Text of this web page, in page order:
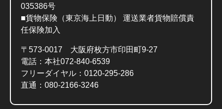
035386号
■貨物保険（東京海上日動） 運送業者貨物賠償責
任保険加入
〒573-0017 大阪府枚方市印田町9-27
電話：本社072-840-6539
フリーダイヤル： 0120-295-286
直通： 080-2166-3246